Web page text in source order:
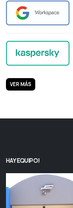
VER MÁS
HAY EQUIPO!